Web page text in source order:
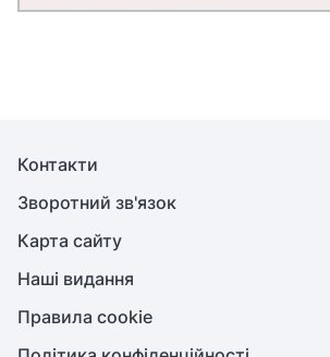
Контакти
Зворотний зв'язок
Карта сайту
Наші видання
Правила cookie